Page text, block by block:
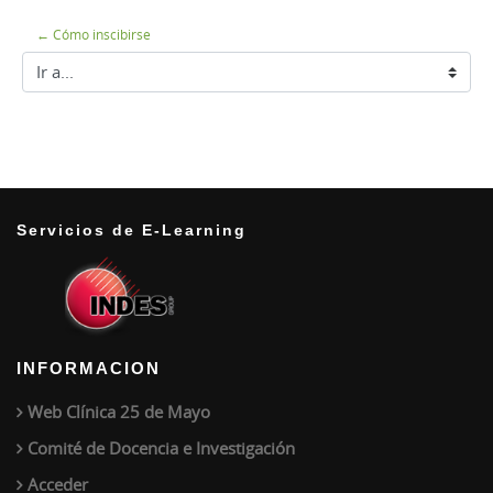
← Cómo inscibirse
Ir a...
Servicios de E-Learning
INFORMACION
Web Clínica 25 de Mayo
Comité de Docencia e Investigación
Acceder